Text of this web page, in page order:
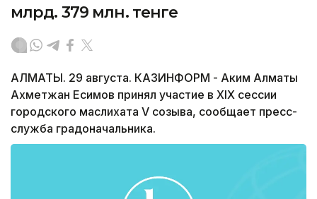
млрд. 379 млн. тенге
АЛМАТЫ. 29 августа. КАЗИНФОРМ - Аким Алматы
Ахметжан Есимов принял участие в XIX сессии
городского маслихата V созыва, сообщает пресс-
служба градоначальника.